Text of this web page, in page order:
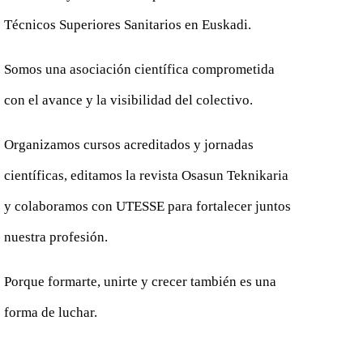
Técnicos Superiores Sanitarios en Euskadi.
Somos una asociación científica comprometida
con el avance y la visibilidad del colectivo.
Organizamos cursos acreditados y jornadas
científicas, editamos la revista Osasun Teknikaria
y colaboramos con UTESSE para fortalecer juntos
nuestra profesión.
Porque formarte, unirte y crecer también es una
forma de luchar.